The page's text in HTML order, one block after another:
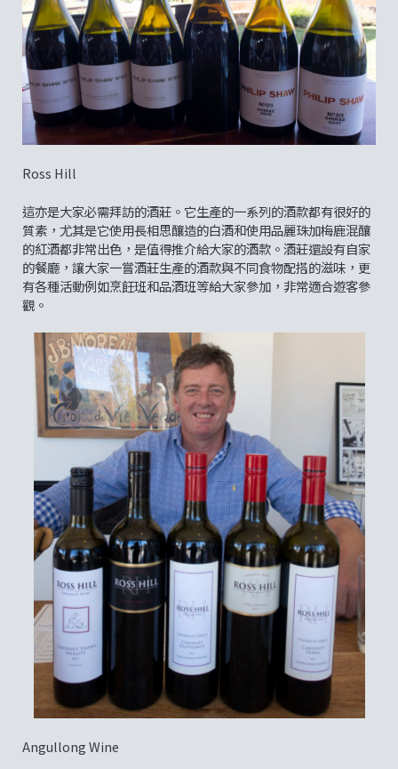
Ross Hill
這亦是大家必需拜訪的酒莊。它生產的一系列的酒款都有很好的
質素，尤其是它使用長相思釀造的白酒和使用品麗珠加梅鹿混釀
的紅酒都非常出色，是值得推介給大家的酒款。酒莊還設有自家
的餐廳，讓大家一嘗酒莊生產的酒款與不同食物配搭的滋味，更
有各種活動例如烹飪班和品酒班等給大家參加，非常適合遊客參
觀。
Angullong Wine